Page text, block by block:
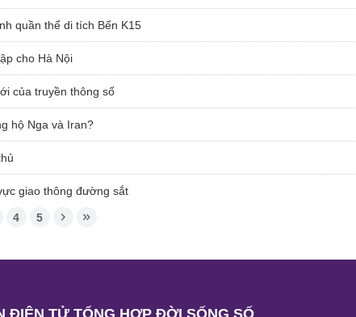
quần thể di tích Bến K15
cho Hà Nội
của truyền thông số
hộ Nga và Iran?
giao thông đường sắt
4 5